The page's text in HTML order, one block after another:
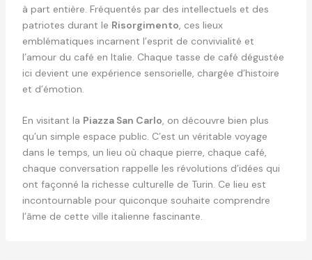
à part entière. Fréquentés par des intellectuels et des
patriotes durant le Risorgimento, ces lieux
emblématiques incarnent l’esprit de convivialité et
l’amour du café en Italie. Chaque tasse de café dégustée
ici devient une expérience sensorielle, chargée d’histoire
et d’émotion.
En visitant la Piazza San Carlo, on découvre bien plus
qu’un simple espace public. C’est un véritable voyage
dans le temps, un lieu où chaque pierre, chaque café,
chaque conversation rappelle les révolutions d’idées qui
ont façonné la richesse culturelle de Turin. Ce lieu est
incontournable pour quiconque souhaite comprendre
l’âme de cette ville italienne fascinante.